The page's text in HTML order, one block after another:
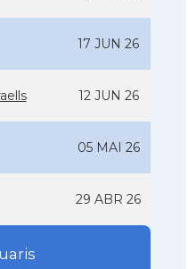
17 JUN 26
12 JUN 26
05 MAI 26
29 ABR 26